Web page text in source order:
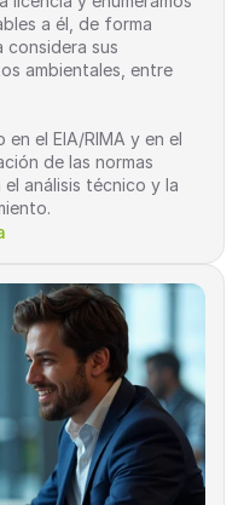
a él, de forma
considera sus
ambientales, entre
el EIA/RIMA y en el
de las normas
análisis técnico y la